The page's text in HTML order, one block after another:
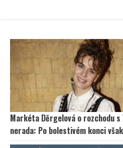
Markéta Děrgelová o rozchodu s
nerada: Po bolestivém konci